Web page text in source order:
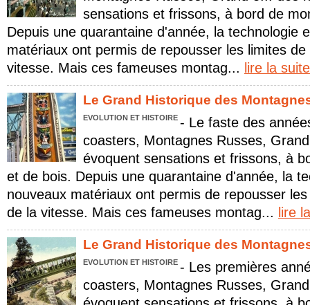
sensations et frissons, à bord de
Depuis une quarantaine d'année, la technologie
matériaux ont permis de repousser les limites
vitesse. Mais ces fameuses montag... lire la suite
Le Grand Historique des
EVOLUTION ET HISTOIRE - Le faste des
coasters, Montagnes Russes,
évoquent sensations et frissons, à
et de bois. Depuis une quarantaine d'année, la
nouveaux matériaux ont permis de repousser
de la vitesse. Mais ces fameuses montag... lire
Le Grand Historique des
EVOLUTION ET HISTOIRE - Les premières
coasters, Montagnes Russes,